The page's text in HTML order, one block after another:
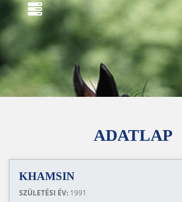
ADATLAP
KHAMSIN
SZÜLETÉSI ÉV: 1991